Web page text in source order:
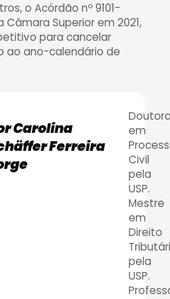
o Acórdão nº 9101-
Superior em 2021,
para cancelar
ao ano-calendário de
Carolina
Ferreira
em
Civil
pela
USP.
Mestre
em
Direito
pela
USP.